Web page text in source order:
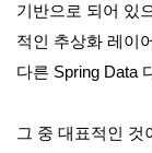
기반으로 되어 있
적인 추상화 레이
다른 Spring Data
그 중 대표적인 것